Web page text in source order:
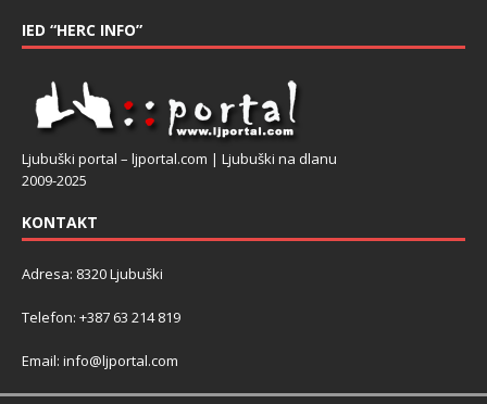
IED “HERC INFO”
Ljubuški portal – ljportal.com | Ljubuški na dlanu
2009-2025
KONTAKT
Adresa: 8320 Ljubuški
Telefon: +387 63 214 819
Email: info@ljportal.com